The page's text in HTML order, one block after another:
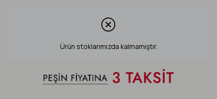
Ürün stoklarımızda kalmamıştır.